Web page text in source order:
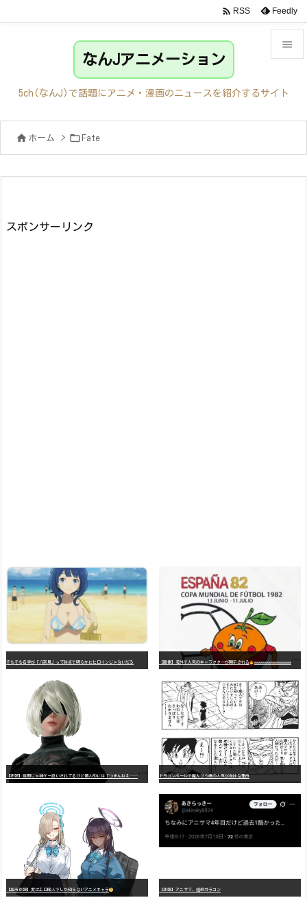

サイド
前へ

 RSS Feedly
なんJアニメーション
5ch(なんJ)で話題にアニメ・漫画のニュースを紹介するサイト
 ホーム >  Fate
スポンサーリンク
そもそも名字が「八奈見」って時点で明らかにヒロインじゃないだろ 【画像】海外で人気のキャラクターが開示される wwwwwwwwwwwwwwwwwwwwwwwwwwwwwwwwwwwwwwwwwwwwwwwww
【
悲報】世間じゃ神ゲー扱いされてるけど個人的には「つまんねえ……」と思ったゲーム挙げてけ ドラゴンボールで魔人ブウ編の人気が微妙な理由
【高市悲報】実はエロ同人でしか知らないアニメキャラ 【悲報】アニサマ、超絶ガラコン